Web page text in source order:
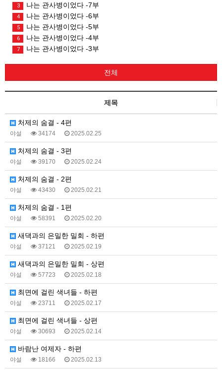
3 나는 관사병이었다 -7부
4 나는 관사병이었다 -6부
5 나는 관사병이었다 -5부
6 나는 관사병이었다 -4부
7 나는 관사병이었다 -3부
전체
제목
처제의 숨결 - 4편
야설 34174 2025.02.25
처제의 숨결 - 3편
야설 39170 2025.02.24
처제의 숨결 - 2편
야설 43430 2025.02.21
처제의 숨결 - 1편
야설 58391 2025.02.20
새댁과의 은밀한 밀회 - 하편
야설 37121 2025.02.19
새댁과의 은밀한 밀회 - 상편
야설 57723 2025.02.18
최면에 걸린 색녀들 - 하편
야설 23711 2025.02.17
최면에 걸린 색녀들 - 상편
야설 30693 2025.02.14
바람난 여제자 - 하편
야설 18166 2025.02.13